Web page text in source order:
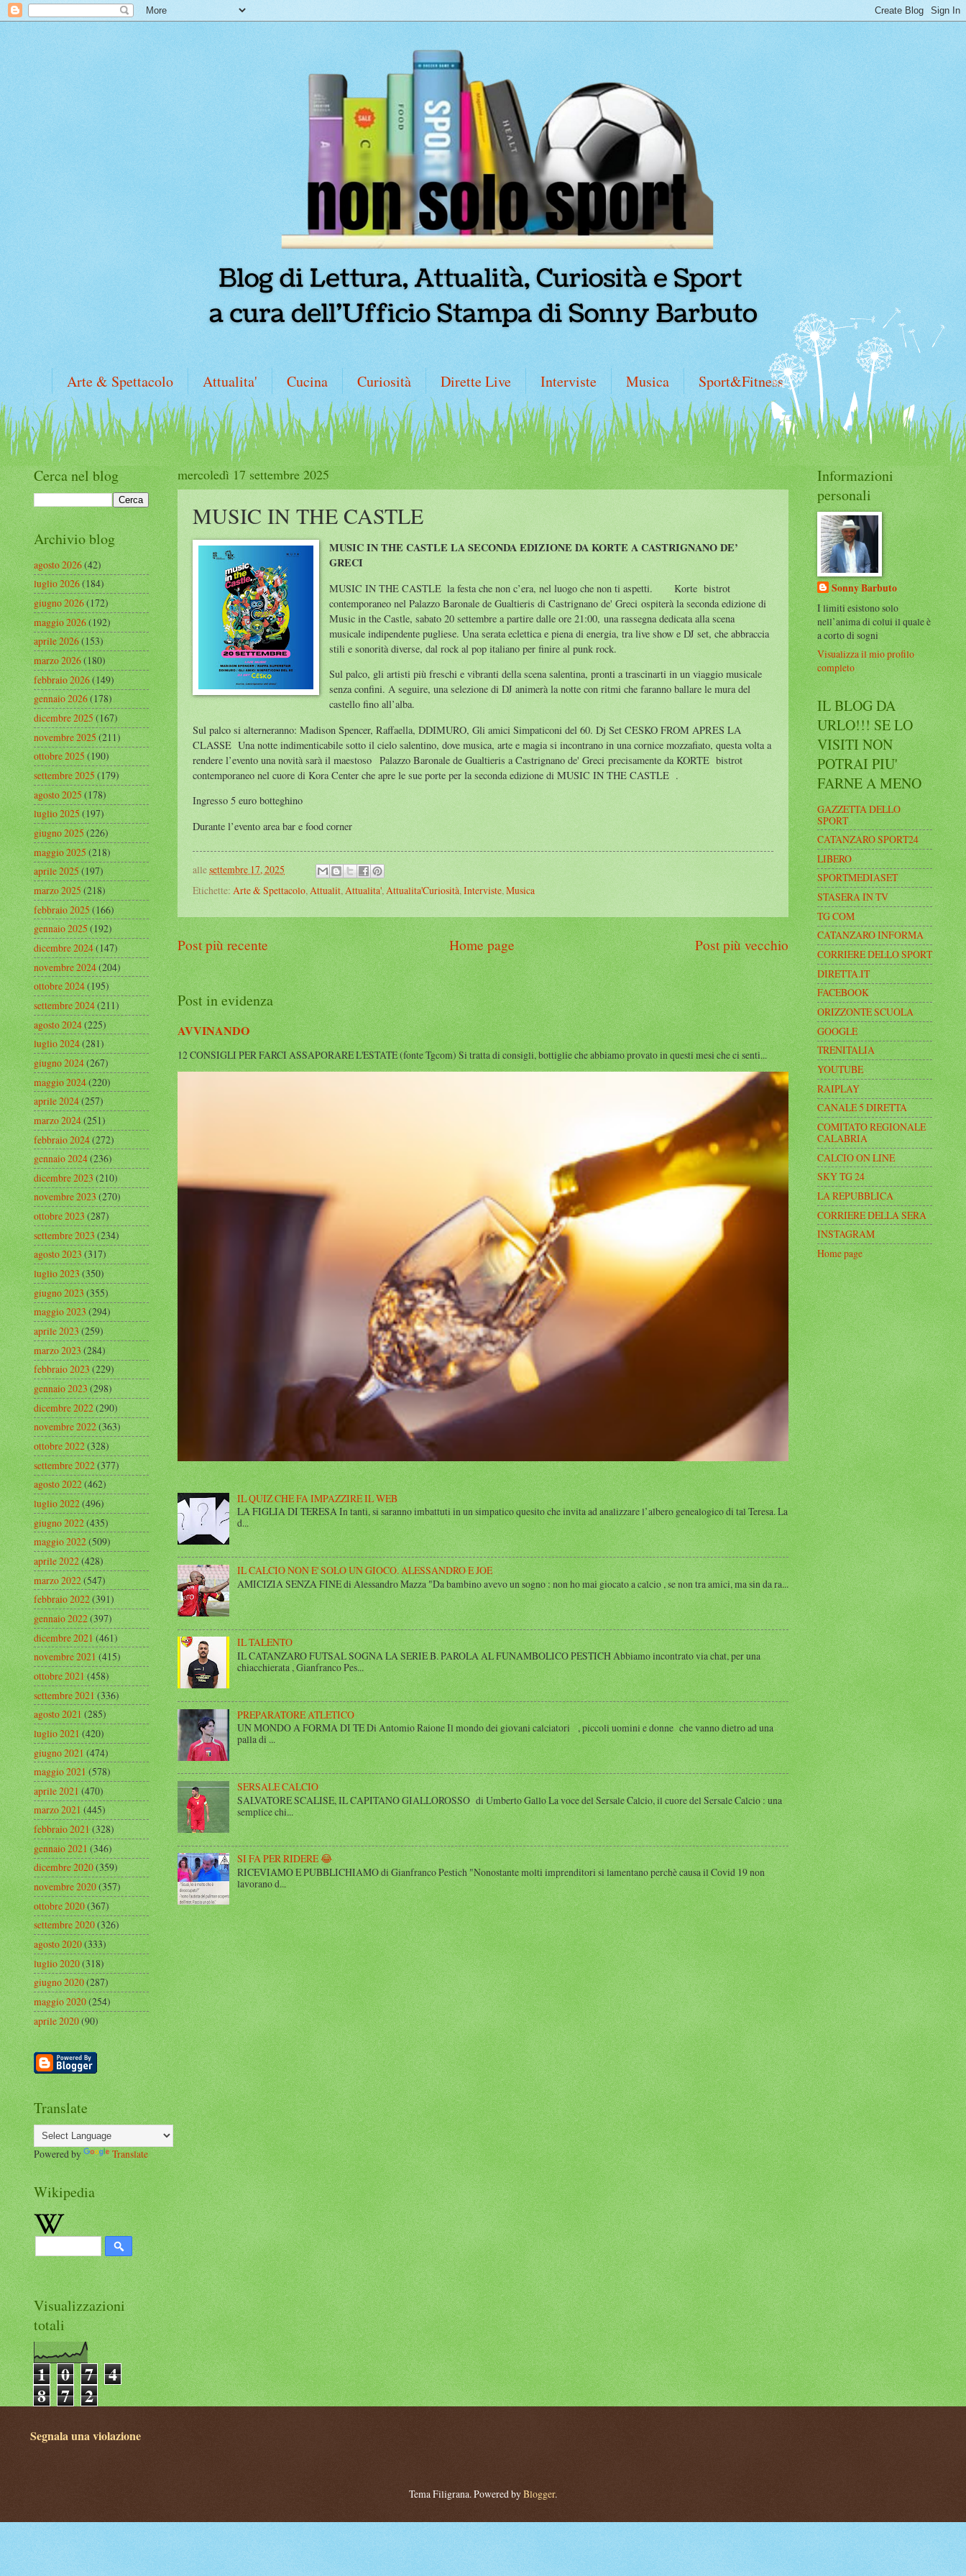
Arte & Spettacolo Attualita' Cucina Curiosità Dirette Live Interviste Musica Sport&Fitness
mercoledì 17 settembre 2025
MUSIC IN THE CASTLE
MUSIC IN THE CASTLE LA SECONDA EDIZIONE DA KORTE A CASTRIGNANO DE’
GRECI
MUSIC IN THE CASTLE la festa che non c’era, nel luogo che non ti aspetti.
Korte bistrot
contemporaneo nel Palazzo Baronale de Gualtieris di Castrignano de' Greci ospiterà la seconda edizione di
Music in the Castle, sabato 20 settembre a partire dalle ore 21:00, una rassegna dedicata alla scena
musicale indipendente pugliese. Una serata eclettica e piena di energia, tra live show e DJ set, che abbraccia
stili e sonorità diverse, dal rock al pop italiano per finire al punk rock.
Sul palco, gli artisti più freschi e vibranti della scena salentina, pronti a trascinarti in un viaggio musicale
senza confini. A seguire, una selezione di DJ animerà la notte con ritmi che faranno ballare le mura del
castello fino all’alba.
Sul palco si alterneranno: Madison Spencer, Raffaella, DDIMURO, Gli amici Simpaticoni del 60. Dj Set CESKO FROM APRES LA
CLASSE Una notte indimenticabile sotto il cielo salentino, dove musica, arte e magia si incontrano in una cornice mozzafiato, questa volta a
rendere l’evento una novità sarà il maestoso Palazzo Baronale de Gualtieris a Castrignano de' Greci precisamente da KORTE bistrot
contemporaneo nel cuore di Kora Center che apre le sue porte per la seconda edizione di MUSIC IN THE CASTLE .
Ingresso 5 euro botteghino
Durante l’evento area bar e food corner
allesettembre 17, 2025
Etichette: Arte & Spettacolo,Attualit,Attualita',Attualita'Curiosità,Interviste,Musica
Post più recente Post più vecchio
Home page
Post in evidenza
AVVINANDO
12 CONSIGLI PER FARCI ASSAPORARE L'ESTATE (fonte Tgcom) Si tratta di consigli, bottiglie che abbiamo provato in questi mesi che ci senti...
IL QUIZ CHE FA IMPAZZIRE IL WEB
LA FIGLIA DI TERESA In tanti, si saranno imbattuti in un simpatico quesito che invita ad analizzare l’albero genealogico di tal Teresa. La
d...
IL CALCIO NON E' SOLO UN GIOCO. ALESSANDRO E JOE
AMICIZIA SENZA FINE di Alessandro Mazza "Da bambino avevo un sogno : non ho mai giocato a calcio , se non tra amici, ma sin da ra...
IL TALENTO
IL CATANZARO FUTSAL SOGNA LA SERIE B. PAROLA AL FUNAMBOLICO PESTICH Abbiamo incontrato via chat, per una
chiacchierata , Gianfranco Pes...
PREPARATORE ATLETICO
UN MONDO A FORMA DI TE Di Antomio Raione Il mondo dei giovani calciatori , piccoli uomini e donne che vanno dietro ad una
palla di ...
SERSALE CALCIO
SALVATORE SCALISE, IL CAPITANO GIALLOROSSO di Umberto Gallo La voce del Sersale Calcio, il cuore del Sersale Calcio : una
semplice chi...
SI FA PER RIDERE 😂
RICEVIAMO E PUBBLICHIAMO di Gianfranco Pestich "Nonostante molti imprenditori si lamentano perchè causa il Covid 19 non
lavorano d...
Cerca nel blog
Archivio blog
agosto 2026(42)
luglio 2026(184)
giugno 2026(172)
maggio 2026(192)
aprile 2026(153)
marzo 2026(180)
febbraio 2026(149)
gennaio 2026(178)
dicembre 2025(167)
novembre 2025(211)
ottobre 2025(190)
settembre 2025(179)
agosto 2025(178)
luglio 2025(197)
giugno 2025(226)
maggio 2025(218)
aprile 2025(197)
marzo 2025(218)
febbraio 2025(166)
gennaio 2025(192)
dicembre 2024(147)
novembre 2024(204)
ottobre 2024(195)
settembre 2024(211)
agosto 2024(225)
luglio 2024(281)
giugno 2024(267)
maggio 2024(220)
aprile 2024(257)
marzo 2024(251)
febbraio 2024(272)
gennaio 2024(236)
dicembre 2023(210)
novembre 2023(270)
ottobre 2023(287)
settembre 2023(234)
agosto 2023(317)
luglio 2023(350)
giugno 2023(355)
maggio 2023(294)
aprile 2023(259)
marzo 2023(284)
febbraio 2023(229)
gennaio 2023(298)
dicembre 2022(290)
novembre 2022(363)
ottobre 2022(328)
settembre 2022(377)
agosto 2022(462)
luglio 2022(496)
giugno 2022(435)
maggio 2022(509)
aprile 2022(428)
marzo 2022(547)
febbraio 2022(391)
gennaio 2022(397)
dicembre 2021(461)
novembre 2021(415)
ottobre 2021(458)
settembre 2021(336)
agosto 2021(285)
luglio 2021(420)
giugno 2021(474)
maggio 2021(578)
aprile 2021(470)
marzo 2021(445)
febbraio 2021(328)
gennaio 2021(346)
dicembre 2020(359)
novembre 2020(357)
ottobre 2020(367)
settembre 2020(326)
agosto 2020(333)
luglio 2020(318)
giugno 2020(287)
maggio 2020(254)
aprile 2020(90)
Translate
Powered by Translate
Wikipedia
Visualizzazioni
totali
1 0 7 4
8 7 2
Informazioni
personali
Sonny Barbuto
I limiti esistono solo
nell’anima di colui il quale è
a corto di sogni
Visualizza il mio profilo
completo
IL BLOG DA
URLO!!! SE LO
VISITI NON
POTRAI PIU'
FARNE A MENO
GAZZETTA DELLO
SPORT
CATANZARO SPORT24
LIBERO
SPORTMEDIASET
STASERA IN TV
TG COM
CATANZARO INFORMA
CORRIERE DELLO SPORT
DIRETTA.IT
FACEBOOK
ORIZZONTE SCUOLA
GOOGLE
TRENITALIA
YOUTUBE
RAIPLAY
CANALE 5 DIRETTA
COMITATO REGIONALE
CALABRIA
CALCIO ON LINE
SKY TG 24
LA REPUBBLICA
CORRIERE DELLA SERA
INSTAGRAM
Home page
Segnala una violazione
Tema Filigrana. Powered byBlogger.